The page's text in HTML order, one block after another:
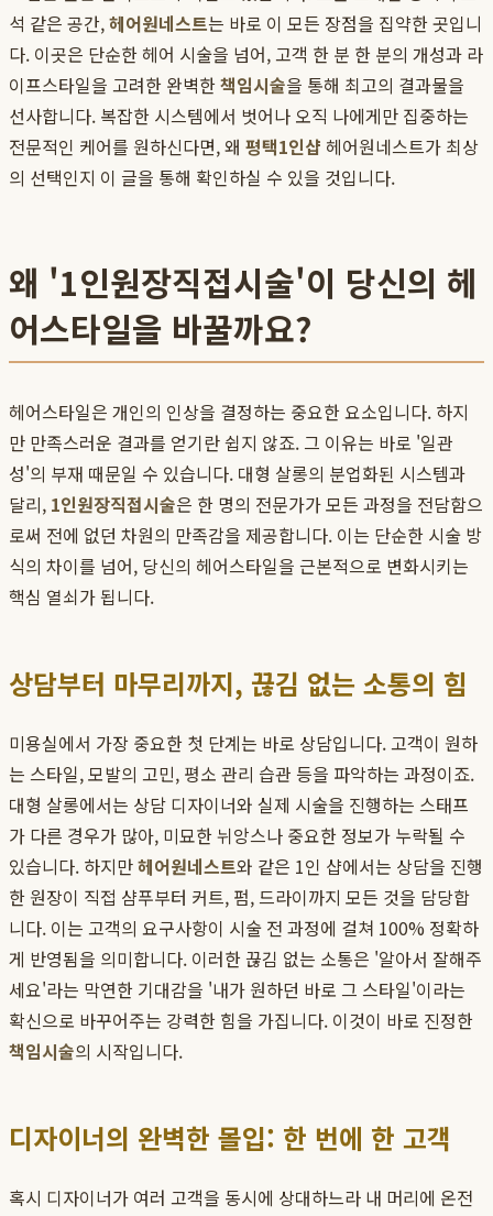
석 같은 공간,헤어원네스트는 바로 이 모든 장점을 집약한 곳입니
다. 이곳은 단순한 헤어 시술을 넘어, 고객 한 분 한 분의 개성과 라
이프스타일을 고려한 완벽한책임시술을 통해 최고의 결과물을
선사합니다. 복잡한 시스템에서 벗어나 오직 나에게만 집중하는
전문적인 케어를 원하신다면, 왜 평택1인샵 헤어원네스트가 최상
의 선택인지 이 글을 통해 확인하실 수 있을 것입니다.
왜 '1인원장직접시술'이 당신의 헤
어스타일을 바꿀까요?
헤어스타일은 개인의 인상을 결정하는 중요한 요소입니다. 하지
만 만족스러운 결과를 얻기란 쉽지 않죠. 그 이유는 바로 '일관
성'의 부재 때문일 수 있습니다. 대형 살롱의 분업화된 시스템과
달리, 1인원장직접시술은 한 명의 전문가가 모든 과정을 전담함으
로써 전에 없던 차원의 만족감을 제공합니다. 이는 단순한 시술 방
식의 차이를 넘어, 당신의 헤어스타일을 근본적으로 변화시키는
핵심 열쇠가 됩니다.
상담부터 마무리까지, 끊김 없는 소통의 힘
미용실에서 가장 중요한 첫 단계는 바로 상담입니다. 고객이 원하
는 스타일, 모발의 고민, 평소 관리 습관 등을 파악하는 과정이죠.
대형 살롱에서는 상담 디자이너와 실제 시술을 진행하는 스태프
가 다른 경우가 많아, 미묘한 뉘앙스나 중요한 정보가 누락될 수
있습니다. 하지만헤어원네스트와 같은 1인 샵에서는 상담을 진행
한 원장이 직접 샴푸부터 커트, 펌, 드라이까지 모든 것을 담당합
니다. 이는 고객의 요구사항이 시술 전 과정에 걸쳐 100% 정확하
게 반영됨을 의미합니다. 이러한 끊김 없는 소통은 '알아서 잘해주
세요'라는 막연한 기대감을 '내가 원하던 바로 그 스타일'이라는
확신으로 바꾸어주는 강력한 힘을 가집니다. 이것이 바로 진정한
책임시술의 시작입니다.
디자이너의 완벽한 몰입: 한 번에 한 고객
혹시 디자이너가 여러 고객을 동시에 상대하느라 내 머리에 온전